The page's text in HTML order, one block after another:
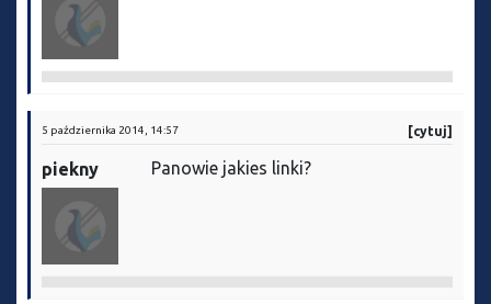
5 października 2014, 14:57 [cytuj]
piekny Panowie jakies linki?